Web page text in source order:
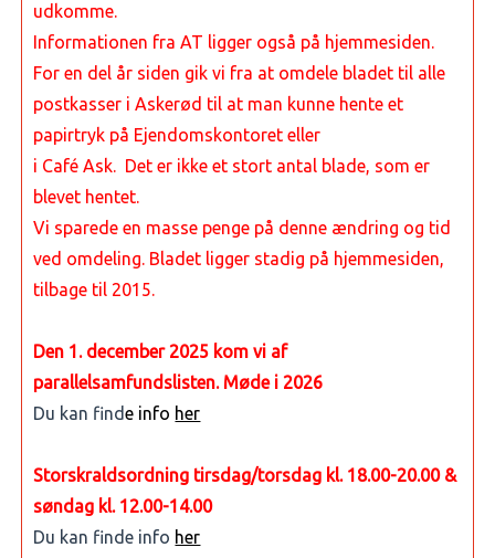
udkomme.
Informationen fra AT ligger også på hjemmesiden.
For en del år siden gik vi fra at omdele bladet til alle
postkasser i Askerød til at man kunne hente et
papirtryk på Ejendomskontoret eller
i Café Ask. Det er ikke et stort antal blade, som er
blevet hentet.
Vi sparede en masse penge på denne ændring og tid
ved omdeling. Bladet ligger stadig på hjemmesiden,
tilbage til 2015.
Den 1. december 2025 kom vi af
parallelsamfundslisten. Møde i 2026
Du kan finde info her
Storskraldsordning tirsdag/torsdag kl. 18.00-20.00 &
søndag kl. 12.00-14.00
Du kan finde info her